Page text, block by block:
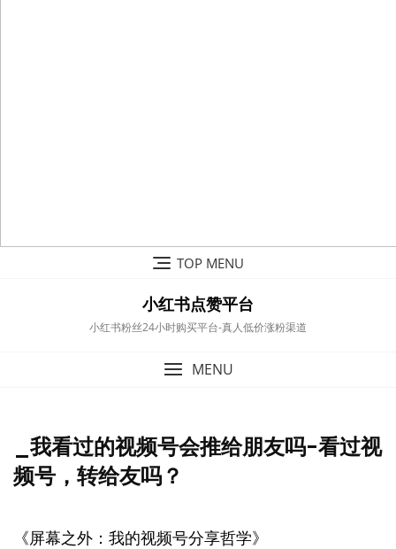
TOP MENU
小红书点赞平台
小红书粉丝24小时购买平台-真人低价涨粉渠道
MENU
_我看过的视频号会推给朋友吗-看过视
频号，转给友吗？
《屏幕之外：我的视频号分享哲学》